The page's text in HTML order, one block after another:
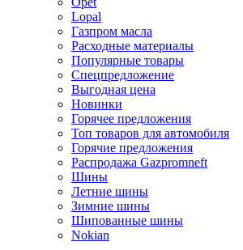
Lopal
Газпром масла
Расходные материалы
Популярные товары
Спецпредложение
Выгодная цена
Новинки
Горячее предложения
Топ товаров для автомобиля
Горячие предложения
Распродажа Gazpromneft
Шины
Летние шины
Зимние шины
Шипованные шины
Nokian